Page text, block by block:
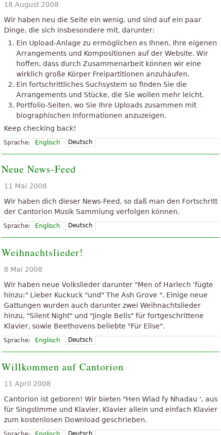
18 August 2008
Wir haben neu die Seite ein wenig, und sind auf ein paar
Dinge, die sich insbesondere mit, darunter:
Ein Upload-Anlage zu ermöglichen es Ihnen, Ihre eigenen
Arrangements und Kompositionen auf der Website. Wir
hoffen, dass durch Zusammenarbeit können wir eine
wirklich große Körper Freipartitionen anzuhäufen.
Ein fortschrittliches Suchsystem so finden Sie die
Arrangements und Stücke, die Sie wollen mehr leicht.
Portfolio-Seiten, wo Sie Ihre Uploads zusammen mit
biographischen Informationen anzuzeigen.
Keep checking back!
Sprache: Englisch Deutsch
Neue News-Feed
11 Mai 2008
Wir haben dich dieser News-Feed, so daß man den Fortschritt
der Cantorion Musik Sammlung verfolgen können.
Sprache: Englisch Deutsch
Weihnachtslieder!
8 Mai 2008
Wir haben neue Volkslieder darunter "Men of Harlech 'fügte
hinzu:" Lieber Kuckuck "und" The Ash Grove ". Einige neue
Gattungen wurden auch darunter zwei Weihnachtslieder
hinzu, "Silent Night" und "Jingle Bells" für fortgeschrittene
Klavier, sowie Beethovens beliebte "Für Elise".
Sprache: Englisch Deutsch
Willkommen auf Cantorion
11 April 2008
Cantorion ist geboren! Wir bieten "Hen Wlad fy Nhadau ', aus
für Singstimme und Klavier, Klavier allein und einfach Klavier
zum kostenlosen Download geschrieben.
Deutsch